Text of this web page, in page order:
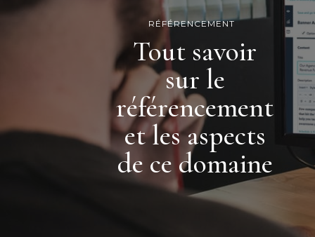
RÉFÉRENCEMENT
Tout savoir
sur le
référencement
et les aspects
de ce domaine